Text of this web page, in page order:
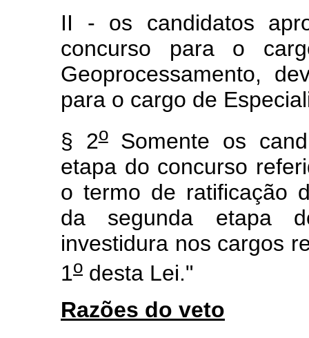
II - os candidatos
concurso para o
Geoprocessamento,
para o cargo de
§ 2oSomente os
etapa do concurso
o termo de ratificação
da segunda etapa
investidura nos cargos
1o desta Lei."
Razões do veto